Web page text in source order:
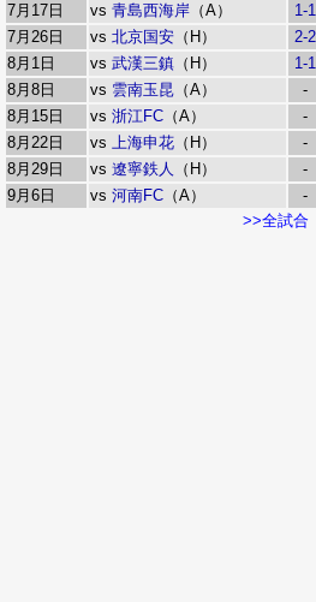
7月17日
vs 青島西海岸 （A）
1-1
7月26日
vs 北京国安 （H）
2-2
8月1日
vs 武漢三鎮 （H）
1-1
8月8日
vs 雲南玉昆 （A）
-
8月15日
vs 浙江FC （A）
-
8月22日
vs 上海申花 （H）
-
8月29日
vs 遼寧鉄人 （H）
-
9月6日
vs 河南FC （A）
-
>>全試合